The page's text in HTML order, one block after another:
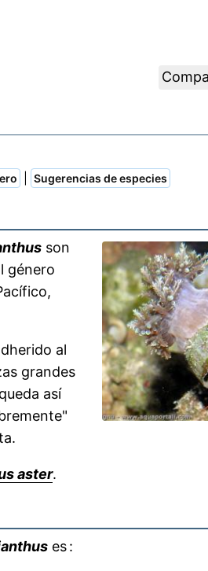
Sugerencias de especies
son
género
al
grandes
así
aster.
es :